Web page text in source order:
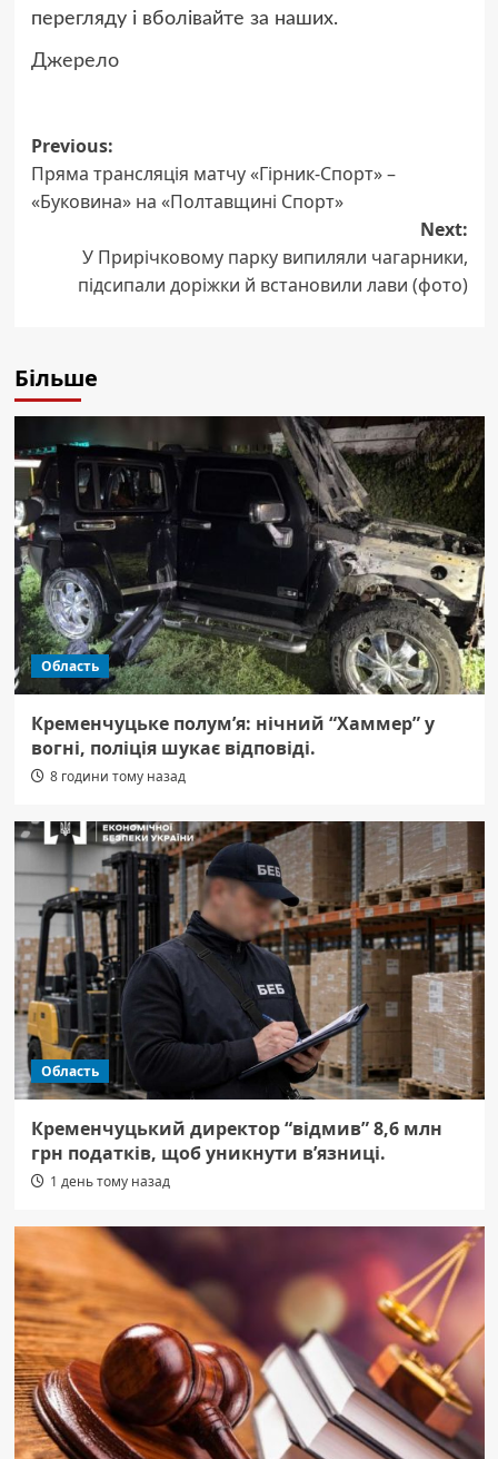
перегляду і вболівайте за наших.
Джерело
Post
navigation
Previous:
Пряма трансляція матчу «Гірник-Спорт» –
«Буковина» на «Полтавщині Спорт»
Next:
У Прирічковому парку випиляли чагарники,
підсипали доріжки й встановили лави (фото)
Більше
Область
Кременчуцьке полум’я: нічний “Хаммер” у
вогні, поліція шукає відповіді.
8 години тому назад
Область
Кременчуцький директор “відмив” 8,6 млн
грн податків, щоб уникнути в’язниці.
1 день тому назад